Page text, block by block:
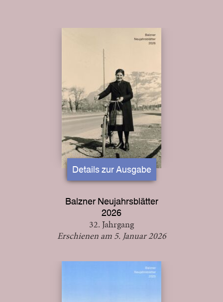
Details zur Ausgabe
Balzner Neujahrsblätter
2026
32. Jahrgang
Erschienen am 5. Januar 2026